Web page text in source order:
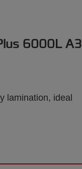
6000L A3
lamination, ideal